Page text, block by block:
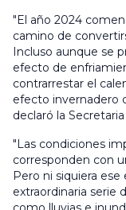
"El año 2024
camino de
Incluso aunque se
efecto de
contrarrestar el
efecto invernadero
declaró la
"Las condiciones
corresponden con
Pero ni siquiera
extraordinaria serie